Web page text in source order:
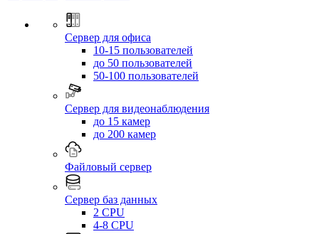
Сервер для офиса
10-15 пользователей
до 50 пользователей
50-100 пользователей
Сервер для видеонаблюдения
до 15 камер
до 200 камер
Файловый сервер
Сервер баз данных
2 CPU
4-8 CPU